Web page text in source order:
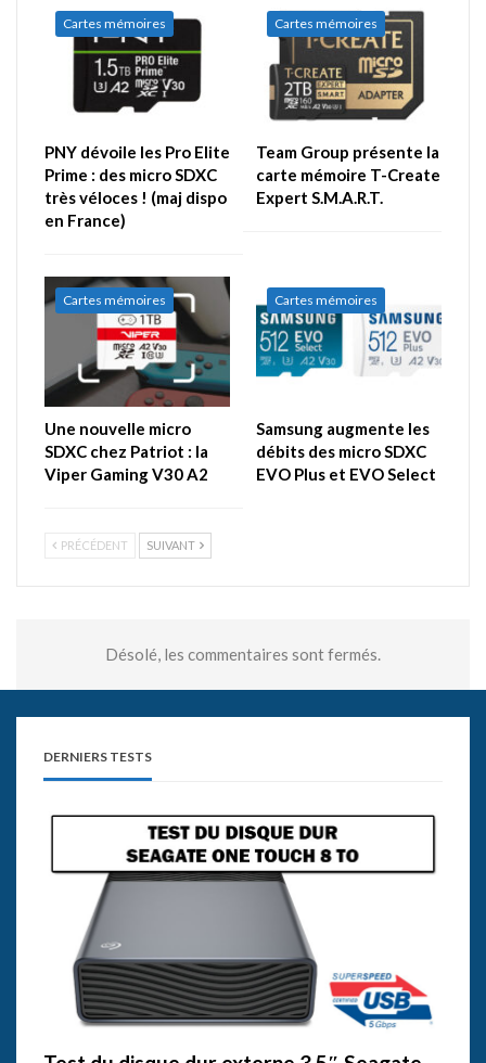
Cartes mémoires
PNY dévoile les Pro Elite
Prime : des micro SDXC
très véloces ! (maj dispo
en France)
Cartes mémoires
Team Group présente la
carte mémoire T-Create
Expert S.M.A.R.T.
Cartes mémoires
Une nouvelle micro
SDXC chez Patriot : la
Viper Gaming V30 A2
Cartes mémoires
Samsung augmente les
débits des micro SDXC
EVO Plus et EVO Select
PRÉCÉDENT SUIVANT
Désolé, les commentaires sont fermés.
DERNIERS TESTS